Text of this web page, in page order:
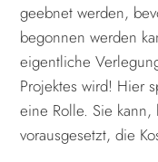
geebnet werden,
begonnen werden
eigentliche
Projektes wird! Hier
eine Rolle. Sie
vorausgesetzt, die